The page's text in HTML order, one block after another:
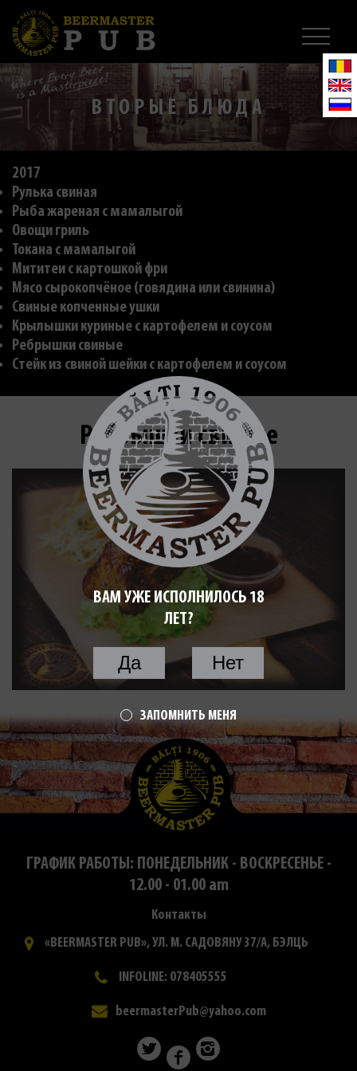
ВТОРЫЕ БЛЮДА
2017
Рулька свиная
Рыба жареная с мамалыгой
Овощи гриль
Токана с мамалыгой
Мититеи с картошкой фри
Мясо сырокопчёное (говядина или свинина)
Свиные копченные ушки
Крылышки куриные с картофелем и соусом
Ребрышки свиные
Стейк из свиной шейки с картофелем и соусом
Ребрышки свиные
ГРАФИК РАБОТЫ: ПОНЕДЕЛЬНИК - ВОСКРЕСЕНЬЕ -
12.00 - 01.00 am
Контакты
«BEERMASTER PUB», УЛ. М. САДОВЯНУ 37/А, БЭЛЦЬ
INFOLINE: 078405555
beermasterPub@yahoo.com
ВАМ УЖЕ ИСПОЛНИЛОСЬ 18
ЛЕТ?
Да Нет
ЗАПОМНИТЬ МЕНЯ